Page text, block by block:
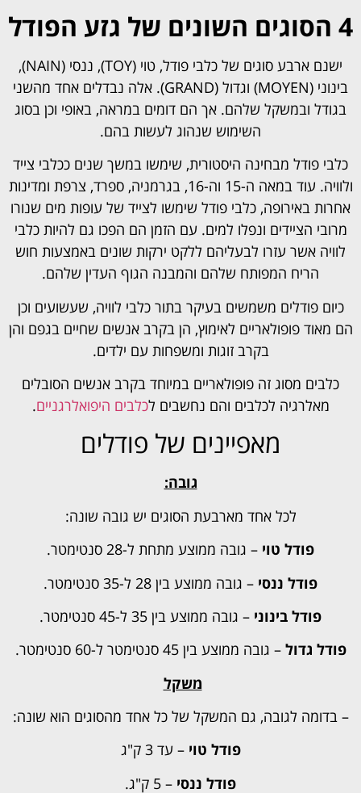
4 הסוגים השונים של גזע הפודל
ישנם ארבע סוגים של כלבי פודל, טוי (TOY), ננסי (NAIN),
בינוני (MOYEN) וגדול (GRAND). אלה נבדלים אחד מהשני
בגודל ובמשקל שלהם. אך הם דומים במראה, באופי וכן בסוג
השימוש שנהוג לעשות בהם.
כלבי פודל מבחינה היסטורית, שימשו במשך שנים ככלבי צייד
ולוויה. עוד במאה ה-15 וה-16, בגרמניה, ספרד, צרפת ומדינות
אחרות באירופה, כלבי פודל שימשו לצייד של עופות מים שנורו
מרובי הציידים ונפלו למים. עם הזמן הם הפכו גם להיות כלבי
לוויה אשר עזרו לבעליהם ללקט ירקות שונים באמצעות חוש
הריח המפותח שלהם והמבנה הגוף העדין שלהם.
כיום פודלים משמשים בעיקר בתור כלבי לוויה, שעשועים וכן
הם מאוד פופולאריים לאימוץ, הן בקרב אנשים שחיים בגפם והן
בקרב זוגות ומשפחות עם ילדים.
כלבים מסוג זה פופולאריים במיוחד בקרב אנשים הסובלים
מאלרגיה לכלבים והם נחשבים לכלבים היפואלרגניים.
מאפיינים של פודלים
גובה:
לכל אחד מארבעת הסוגים יש גובה שונה:
פודל טוי – גובה ממוצע מתחת ל-28 סנטימטר.
פודל ננסי – גובה ממוצע בין 28 ל-35 סנטימטר.
פודל בינוני – גובה ממוצע בין 35 ל-45 סנטימטר.
פודל גדול – גובה ממוצע בין 45 סנטימטר ל-60 סנטימטר.
משקל
– בדומה לגובה, גם המשקל של כל אחד מהסוגים הוא שונה:
פודל טוי – עד 3 ק"ג
פודל ננסי – 5 ק"ג.